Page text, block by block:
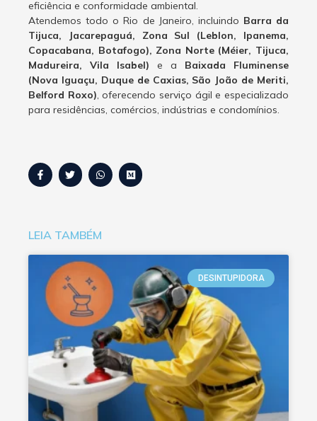
eficiência e conformidade ambiental.
Atendemos todo o Rio de Janeiro, incluindo Barra da
Tijuca, Jacarepaguá, Zona Sul (Leblon, Ipanema,
Copacabana, Botafogo), Zona Norte (Méier, Tijuca,
Madureira, Vila Isabel) e a Baixada Fluminense
(Nova Iguaçu, Duque de Caxias, São João de Meriti,
Belford Roxo), oferecendo serviço ágil e especializado
para residências, comércios, indústrias e condomínios.
LEIA TAMBÉM
DESINTUPIDORA